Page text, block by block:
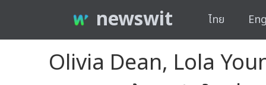
newswit ไทย
Olivia Dean, Lola